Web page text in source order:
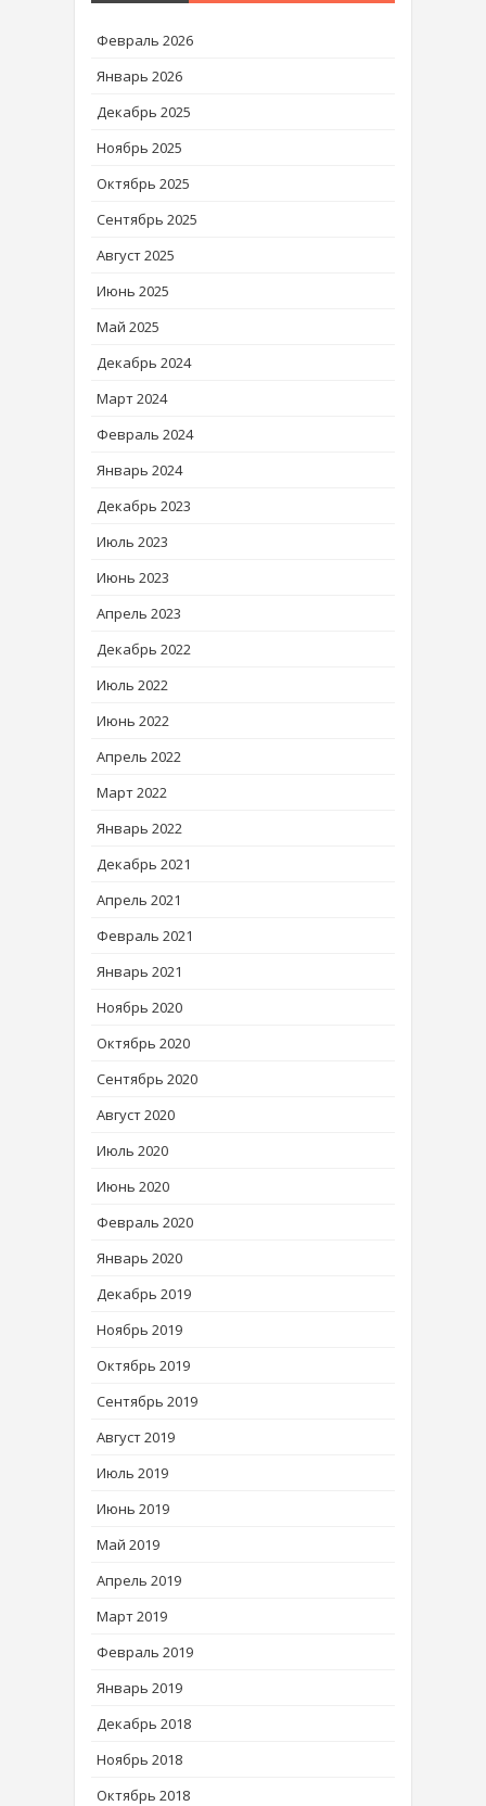
Февраль 2026
Январь 2026
Декабрь 2025
Ноябрь 2025
Октябрь 2025
Сентябрь 2025
Август 2025
Июнь 2025
Май 2025
Декабрь 2024
Март 2024
Февраль 2024
Январь 2024
Декабрь 2023
Июль 2023
Июнь 2023
Апрель 2023
Декабрь 2022
Июль 2022
Июнь 2022
Апрель 2022
Март 2022
Январь 2022
Декабрь 2021
Апрель 2021
Февраль 2021
Январь 2021
Ноябрь 2020
Октябрь 2020
Сентябрь 2020
Август 2020
Июль 2020
Июнь 2020
Февраль 2020
Январь 2020
Декабрь 2019
Ноябрь 2019
Октябрь 2019
Сентябрь 2019
Август 2019
Июль 2019
Июнь 2019
Май 2019
Апрель 2019
Март 2019
Февраль 2019
Январь 2019
Декабрь 2018
Ноябрь 2018
Октябрь 2018